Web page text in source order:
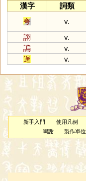
漢字
詞類
夸
v.
詡
v.
諞
v.
逞
v.
新手入門 使用凡例
鳴謝
製作單位